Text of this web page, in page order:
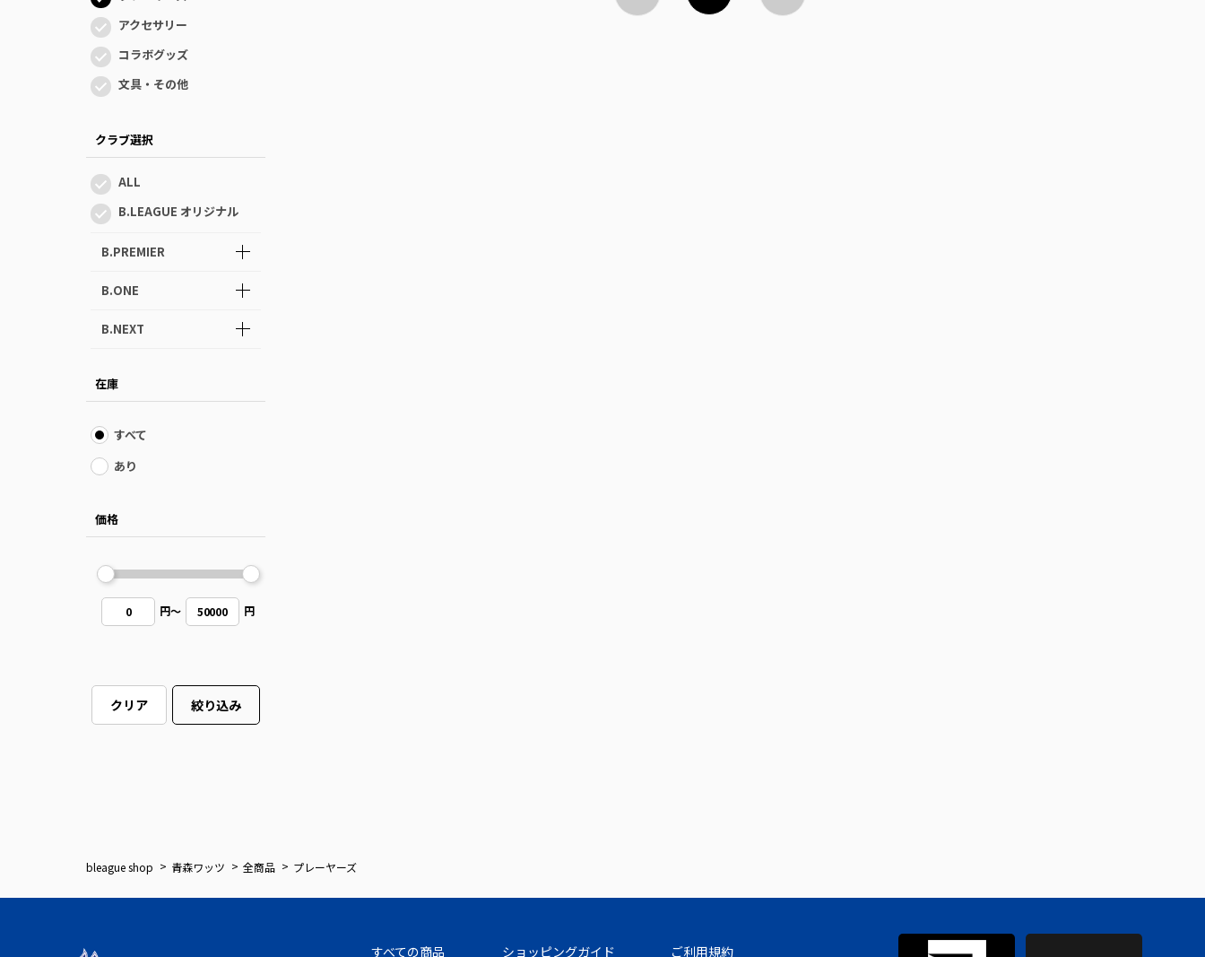
アクセサリー
コラボグッズ
文具・その他
クラブ選択
ALL
B.LEAGUE オリジナル
B.PREMIER
B.ONE
B.NEXT
在庫
すべて
あり
価格
0 円～ 50000 円
クリア 絞り込み
bleague shop 青森ワッツ 全商品 プレーヤーズ
すべての商品 ショッピングガイド ご利用規約